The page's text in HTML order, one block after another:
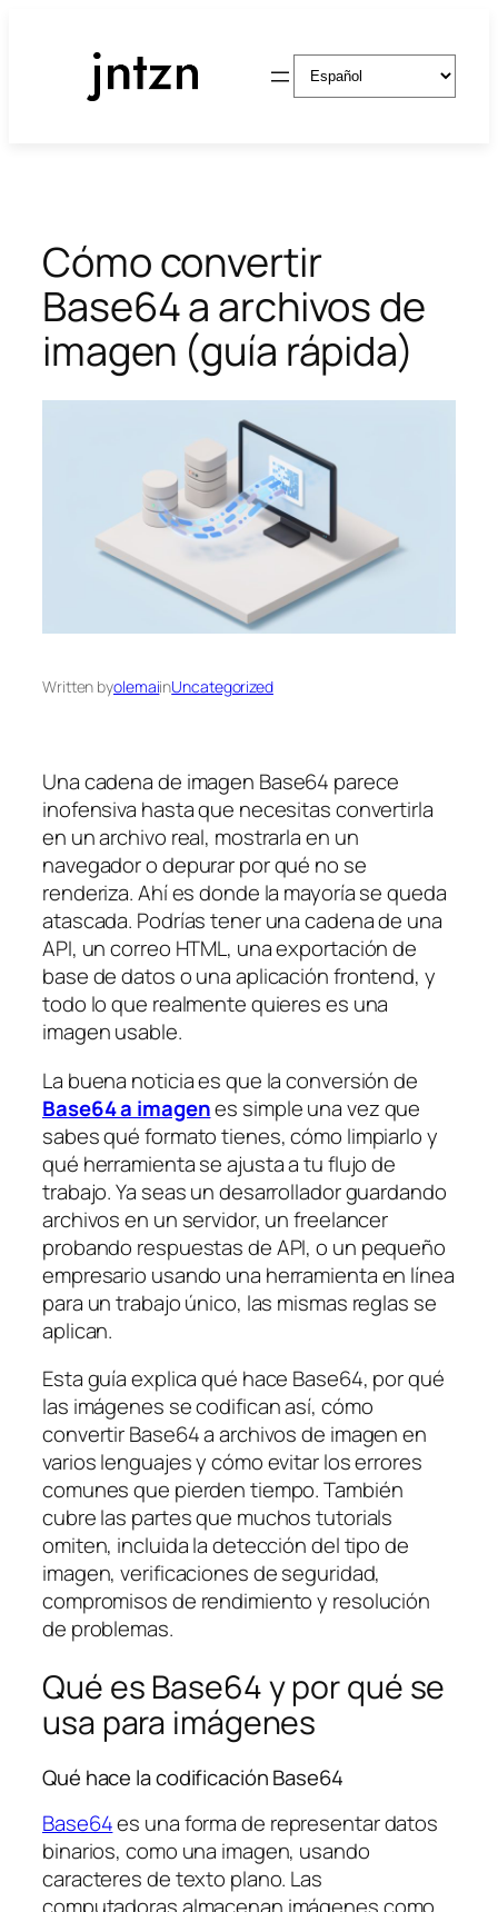
Elegir
un
Cómo convertir
Base64 a archivos de
imagen (guía rápida)
Written byolemaiinUncategorized
Una cadena de imagen Base64 parece
inofensiva hasta que necesitas convertirla
en un archivo real, mostrarla en un
navegador o depurar por qué no se
renderiza. Ahí es donde la mayoría se queda
atascada. Podrías tener una cadena de una
API, un correo HTML, una exportación de
base de datos o una aplicación frontend, y
todo lo que realmente quieres es una
imagen usable.
La buena noticia es que la conversión de
Base64 a imagenes simple una vez que
sabes qué formato tienes, cómo limpiarlo y
qué herramienta se ajusta a tu flujo de
trabajo. Ya seas un desarrollador guardando
archivos en un servidor, un freelancer
probando respuestas de API, o un pequeño
empresario usando una herramienta en línea
para un trabajo único, las mismas reglas se
aplican.
Esta guía explica qué hace Base64, por qué
las imágenes se codifican así, cómo
convertir Base64 a archivos de imagen en
varios lenguajes y cómo evitar los errores
comunes que pierden tiempo. También
cubre las partes que muchos tutorials
omiten, incluida la detección del tipo de
imagen, verificaciones de seguridad,
compromisos de rendimiento y resolución
de problemas.
Qué es Base64 y por qué se
usa para imágenes
Qué hace la codificación Base64
Base64es una forma de representar datos
binarios, como una imagen, usando
caracteres de texto plano. Las